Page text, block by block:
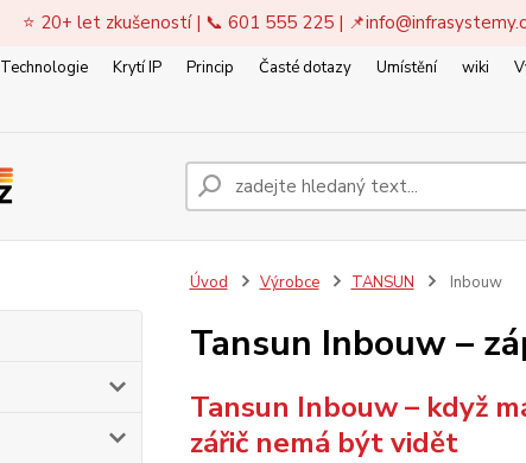
⭐ 20+ let zkušeností | 📞 601 555 225 | 📌
Technologie Krytí IP Princip Časté dotazy Umístění wiki
Úvod Výrobce TANSUN Inbouw
Tansun Inbouw –
Tansun Inbouw – když
zářič nemá být vidět